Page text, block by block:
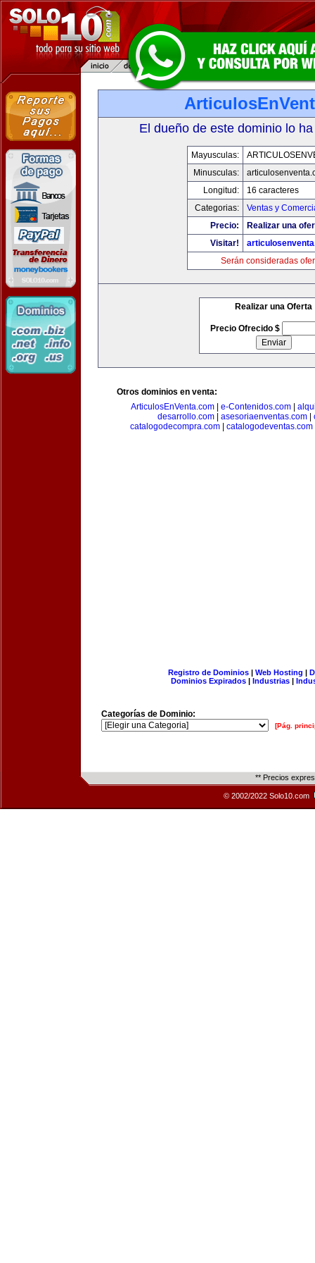
El dueño de este dominio lo
Mayusculas:
Minusculas:
Longitud:
16 caracteres
Categorias:
Ventas y
Precio:
Realizar una
Visitar!
Serán consideradas
Realizar una Oferta
Precio Ofrecido $
Otros dominios en venta:
ArticulosEnVenta.com| e-Contenidos.com|
desarrollo.com| asesoriaenventas.com|
catalogodecompra.com| catalogodeventas.com
Registro de Dominios| Web Hosting |
Dominios Expirados | Industrias |
Categorías de Dominio:
[Pág.
** Precios
© 2002/2022 Solo10.com